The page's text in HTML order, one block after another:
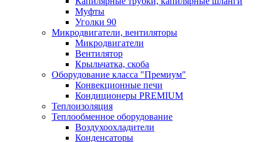
Муфты
Уголки 90
Микродвигатели, вентиляторы
Микродвигатели
Вентилятор
Крыльчатка, скоба
Оборудование класса "Премиум"
Конвекционные печи
Кондиционеры PREMIUM
Теплоизоляция
Теплообменное оборудование
Воздухоохладители
Конденсаторы